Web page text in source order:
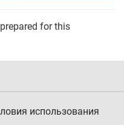
for this
использования